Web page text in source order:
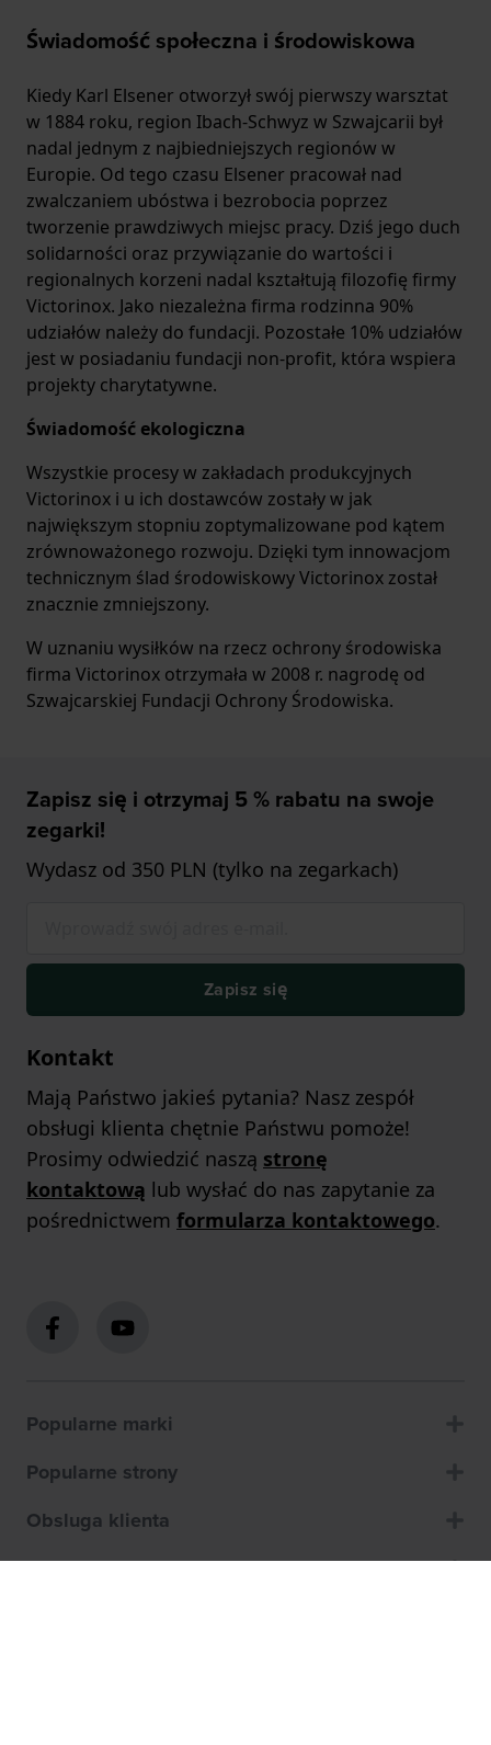
Świadomość społeczna i środowiskowa
Kiedy Karl Elsener otworzył swój pierwszy warsztat
w 1884 roku, region Ibach-Schwyz w Szwajcarii był
nadal jednym z najbiedniejszych regionów w
Europie. Od tego czasu Elsener pracował nad
zwalczaniem ubóstwa i bezrobocia poprzez
tworzenie prawdziwych miejsc pracy. Dziś jego duch
solidarności oraz przywiązanie do wartości i
regionalnych korzeni nadal kształtują filozofię firmy
Victorinox. Jako niezależna firma rodzinna 90%
udziałów należy do fundacji. Pozostałe 10% udziałów
jest w posiadaniu fundacji non-profit, która wspiera
projekty charytatywne.
Świadomość ekologiczna
Wszystkie procesy w zakładach produkcyjnych
Victorinox i u ich dostawców zostały w jak
największym stopniu zoptymalizowane pod kątem
zrównoważonego rozwoju. Dzięki tym innowacjom
technicznym ślad środowiskowy Victorinox został
znacznie zmniejszony.
W uznaniu wysiłków na rzecz ochrony środowiska
firma Victorinox otrzymała w 2008 r. nagrodę od
Szwajcarskiej Fundacji Ochrony Środowiska.
Zapisz się i otrzymaj 5 % rabatu na swoje
zegarki!
Wydasz od 350 PLN (tylko na zegarkach)
Zapisz się
Kontakt
Mają Państwo jakieś pytania? Nasz zespół
obsługi klienta chętnie Państwu pomoże!
Prosimy odwiedzić naszą stronę
kontaktową lub wysłać do nas zapytanie za
pośrednictwem formularza kontaktowego.
Popularne marki
Popularne strony
Obsluga klienta
O nas